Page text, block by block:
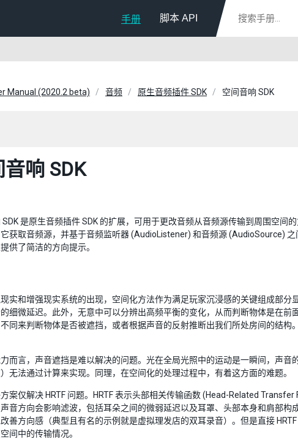
手册 脚本 API
Manual (2020.2 beta) 音频 原生音频插件 SDK 空间音响 SDK
响 SDK
SDK 是原生音频插件 SDK 的扩展，可用于更改音频从音频源传输到周围空间
获取音频源，并基于音频监听器 (AudioListener) 和音频源 (AudioSource)
提供了简洁的方向提示。
实和增强现实系统的出现，空间化方法作为满足玩家沉浸感的关键组成部
细微延迟。此外，无意中可以分辨出高频平衡的变化，从而判断物体是在前
同来判断物体是否被遮挡，或者根据声音的反射推断出我们所处房间的结
而言，声音遮挡是难以解决的问题。光在全局光照中的运动是一瞬间，声
）无法通过计算来实现。同理，在空间化的处理过程中，有着这方面的难题。
案仅解决 HRTF 问题。HRTF 表示头部相关传输函数 (Head-Related
音方向会影响滤波，包括耳朵之间的微弱延迟以及耳罩、头部本身和肩部构
善方向感（典型且有名的示例就是虚拟理发店的双耳录音）。但是直接
间中的传输情况。